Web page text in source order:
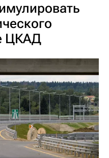
ЦКАД